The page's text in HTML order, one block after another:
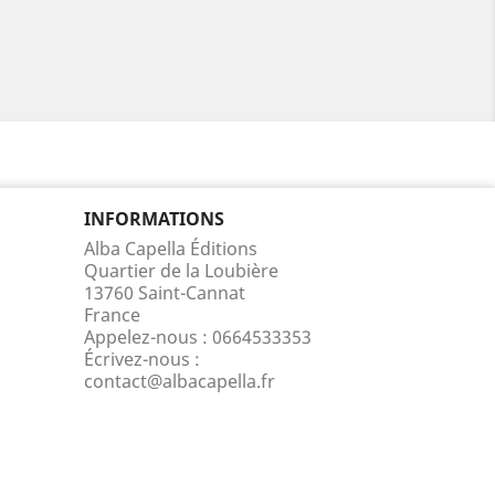
INFORMATIONS
Alba Capella Éditions
Quartier de la Loubière
13760 Saint-Cannat
France
Appelez-nous : 0664533353
Écrivez-nous :
contact@albacapella.fr